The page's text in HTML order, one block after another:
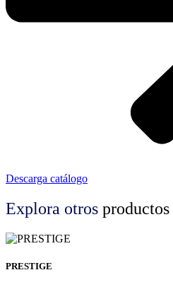
Descarga catálogo
Explora otros productos
PRESTIGE